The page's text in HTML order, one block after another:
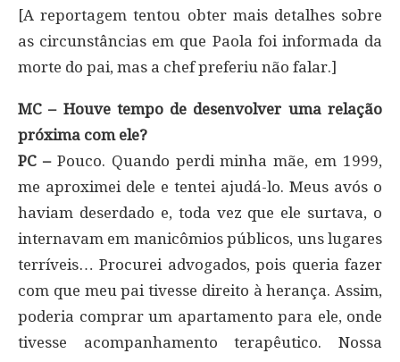
[A reportagem tentou obter mais detalhes sobre
as circunstâncias em que Paola foi informada da
morte do pai, mas a chef preferiu não falar.]
MC – Houve tempo de desenvolver uma relação
próxima com ele?
PC –Pouco. Quando perdi minha mãe, em 1999,
me aproximei dele e tentei ajudá-lo. Meus avós o
haviam deserdado e, toda vez que ele surtava, o
internavam em manicômios públicos, uns lugares
terríveis… Procurei advogados, pois queria fazer
com que meu pai tivesse direito à herança. Assim,
poderia comprar um apartamento para ele, onde
tivesse acompanhamento terapêutico. Nossa